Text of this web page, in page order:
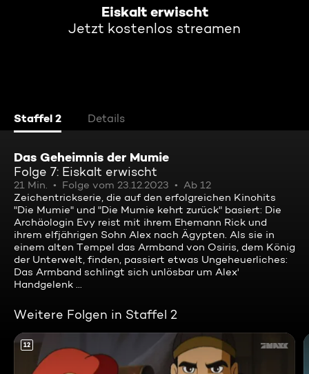
Eiskalt erwischt
Jetzt kostenlos streamen
Staffel 2 Details
Das Geheimnis der Mumie
Folge 7: Eiskalt erwischt
21 Min. Folge vom 23.12.2023
Ab 12
Zeichentrickserie, die auf den erfolgreichen Kinohits
"Die Mumie" und "Die Mumie kehrt zurück" basiert: Die
Archäologin Evy reist mit ihrem Ehemann Rick und
ihrem elfjährigen Sohn Alex nach Ägypten. Als sie in
einem alten Tempel das Armband von Osiris, dem König
der Unterwelt, finden, passiert etwas Ungeheuerliches:
Das Armband schlingt sich unlösbar um Alex'
Handgelenk ...
Weitere Folgen in Staffel 2
12